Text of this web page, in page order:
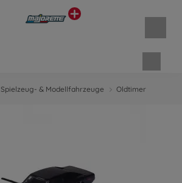
Spielzeug- & Modellfahrzeuge Oldtimer